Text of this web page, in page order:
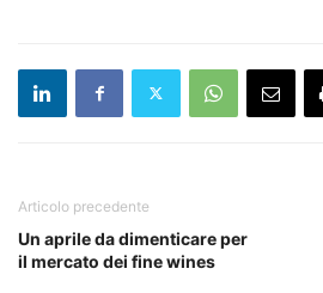
Articolo precedente
Un aprile da dimenticare per
il mercato dei fine wines